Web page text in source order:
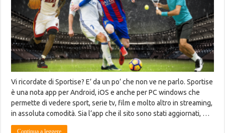
Vi ricordate di Sportise? E’ da un po’ che non ve ne parlo. Sportise
è una nota app per Android, iOS e anche per PC windows che
permette di vedere sport, serie tv, film e molto altro in streaming,
in assoluta comodità. Sia l’app che il sito sono stati aggiornati, …